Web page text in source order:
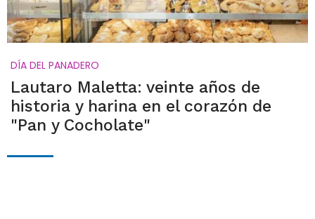
DÍA DEL PANADERO
Lautaro Maletta: veinte años de
historia y harina en el corazón de
"Pan y Cocholate"